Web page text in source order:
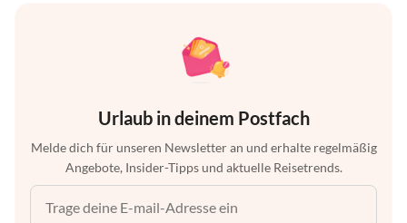
Urlaub in deinem Postfach
Melde dich für unseren Newsletter an und erhalte regelmäßig
Angebote, Insider-Tipps und aktuelle Reisetrends.